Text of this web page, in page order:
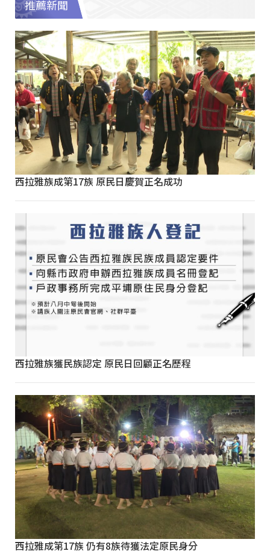
推薦新聞
西拉雅族成第17族 原民日慶賀正名成功
西拉雅族獲民族認定 原民日回顧正名歷程
西拉雅成第17族 仍有8族待獲法定原民身分